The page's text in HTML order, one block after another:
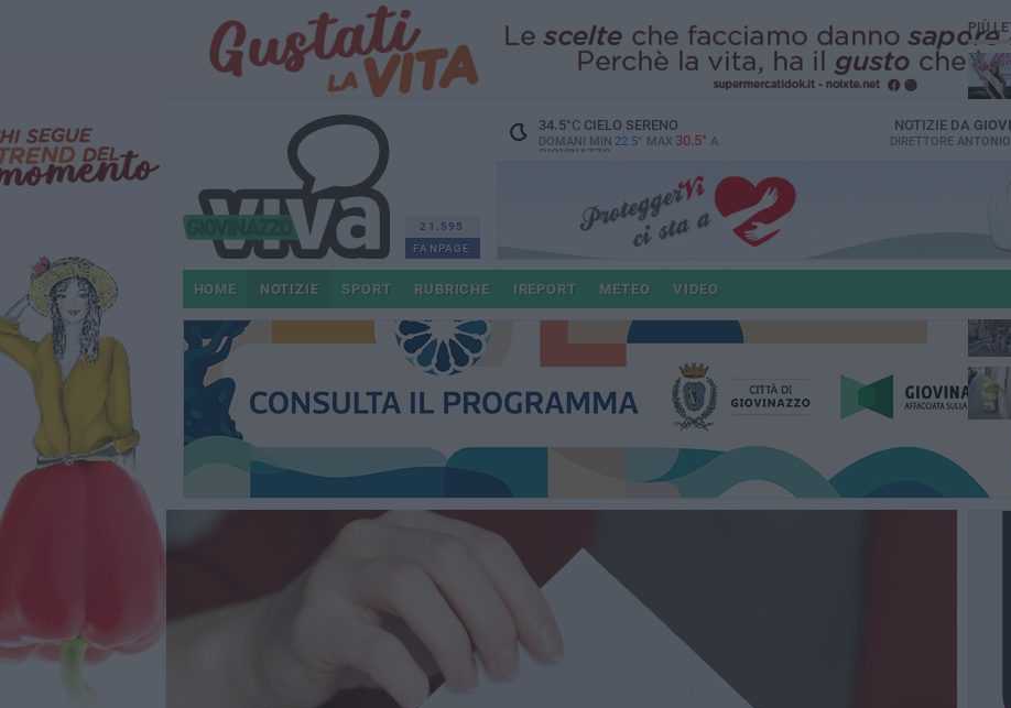
21.595
FANPAGE
34.5°CCIELO SERENO
DOMANI MIN 22.5° MAX 30.5° A
GIOVINAZZO
NOTIZIE DA
DIRETTORE
HOME NOTIZIE SPORT RUBRICHE IREPORT METEO VIDEO
PIÙ
e il
4 anni